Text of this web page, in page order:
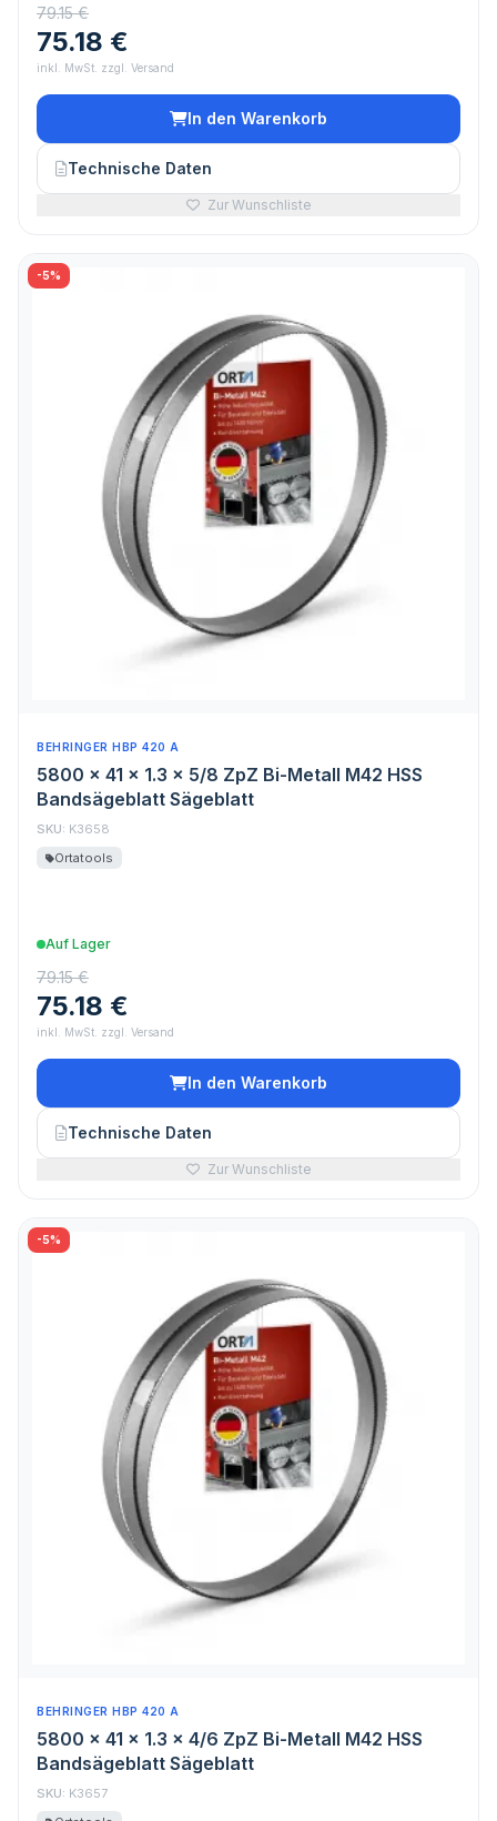
79.15 €
75.18 €
inkl. MwSt. zzgl. Versand
In den Warenkorb
Technische Daten
Zur Wunschliste
-5%
BEHRINGER HBP 420 A
5800 x 41 x 1.3 x 5/8 ZpZ Bi-Metall M42 HSS
Bandsägeblatt Sägeblatt
SKU: K3658
Ortatools
Auf Lager
79.15 €
75.18 €
inkl. MwSt. zzgl. Versand
In den Warenkorb
Technische Daten
Zur Wunschliste
-5%
BEHRINGER HBP 420 A
5800 x 41 x 1.3 x 4/6 ZpZ Bi-Metall M42 HSS
Bandsägeblatt Sägeblatt
SKU: K3657